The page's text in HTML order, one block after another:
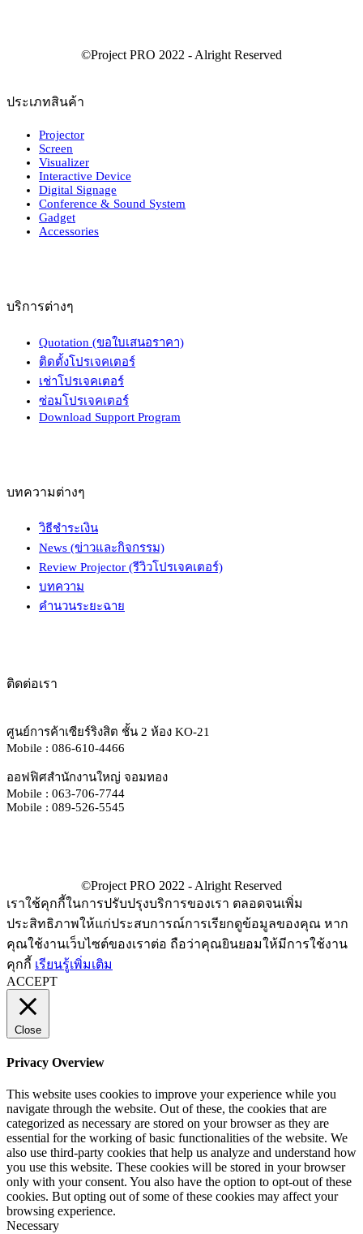
ประเภทสินค้า
Projector
Screen
Visualizer
Interactive Device
Digital Signage
Conference & Sound System
Gadget
Accessories
บริการต่างๆ
Quotation (ขอใบเสนอราคา)
ติดตั้งโปรเจคเตอร์
เช่าโปรเจคเตอร์
ซ่อมโปรเจคเตอร์
Download Support Program
บทความต่างๆ
วิธีชำระเงิน
News (ข่าวและกิจกรรม)
Review Projector (รีวิวโปรเจคเตอร์)
บทความ
คำนวนระยะฉาย
ติดต่อเรา
ศูนย์การค้าเซียร์ริงสิต ชั้น 2 ห้อง KO-21
Mobile : 086-610-4466
ออฟฟิศสำนักงานใหญ่ จอมทอง
Mobile : 063-706-7744
Mobile : 089-526-5545
เราใช้คุกกี้ในการปรับปรุงบริการของเรา ตลอดจนเพิ่ม
ประสิทธิภาพให้แก่ประสบการณ์การเรียกดูข้อมูลของคุณ หาก
คุณใช้งานเว็บไซต์ของเราต่อ ถือว่าคุณยินยอมให้มีการใช้งาน
คุกกี้ เรียนรู้เพิ่มเติม
ACCEPT
Close
Privacy Overview
This website uses cookies to improve your experience while you
navigate through the website. Out of these, the cookies that are
categorized as necessary are stored on your browser as they are
essential for the working of basic functionalities of the website. We
also use third-party cookies that help us analyze and understand how
you use this website. These cookies will be stored in your browser
only with your consent. You also have the option to opt-out of these
cookies. But opting out of some of these cookies may affect your
browsing experience.
Necessary